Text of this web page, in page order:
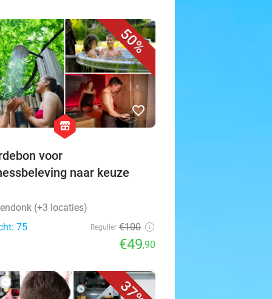
50%
favorite_border
hexagon
store
voor
naar keuze
(+3 locaties)
75
Regulier €100
€49,90